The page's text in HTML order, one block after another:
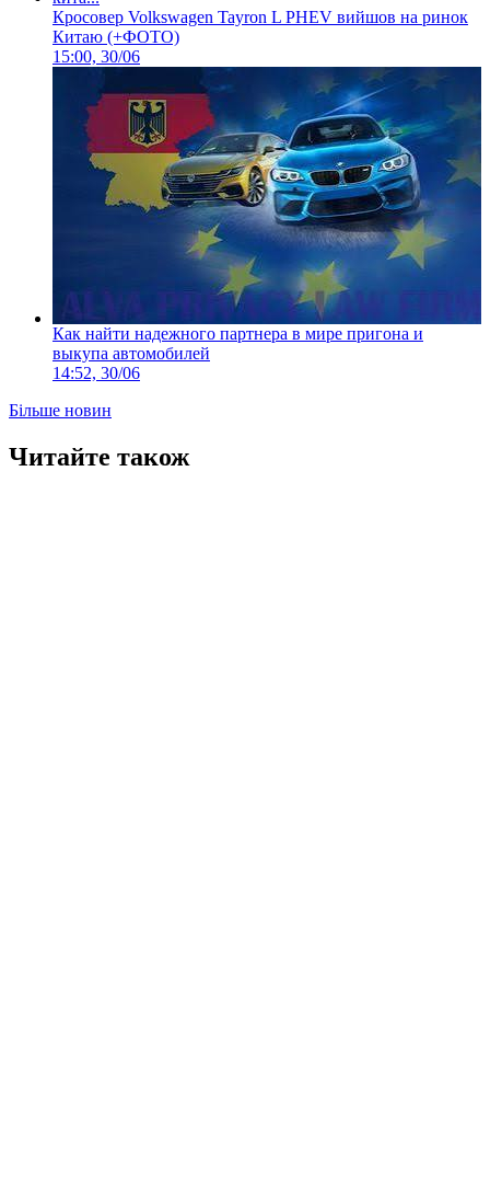
Кросовер Volkswagen Tayron L PHEV вийшов на ринок
Китаю (+ФОТО)
15:00, 30/06
Как найти надежного партнера в мире пригона и
выкупа автомобилей
14:52, 30/06
Більше новин
Читайте також